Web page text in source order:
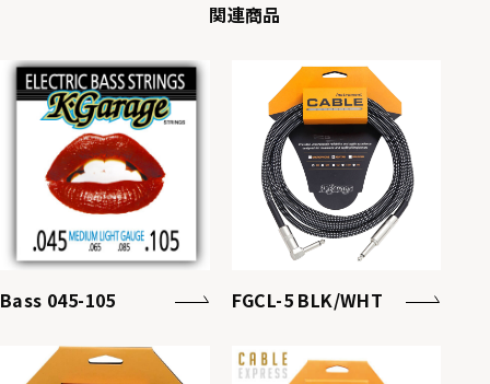
関連商品
Bass 045-105 FGCL-5 BLK/WHT